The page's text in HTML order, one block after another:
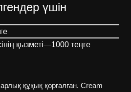
үшін
қызметі—1000 теңге
құқық қорғалған. Cream